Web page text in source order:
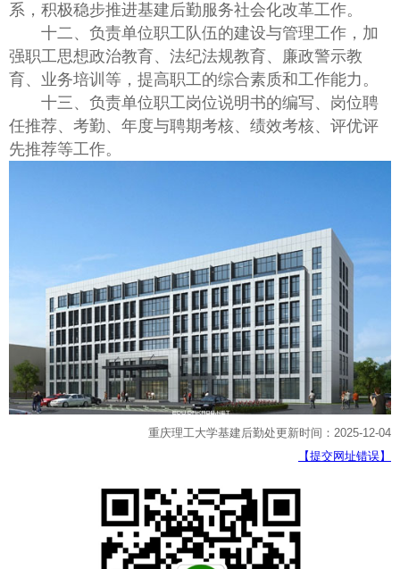
系，积极稳步推进基建后勤服务社会化改革工作。
十二、负责单位职工队伍的建设与管理工作，加
强职工思想政治教育、法纪法规教育、廉政警示教
育、业务培训等，提高职工的综合素质和工作能力。
十三、负责单位职工岗位说明书的编写、岗位聘
任推荐、考勤、年度与聘期考核、绩效考核、评优评
先推荐等工作。
重庆理工大学基建后勤处更新时间：2025-12-04
【提交网址错误】